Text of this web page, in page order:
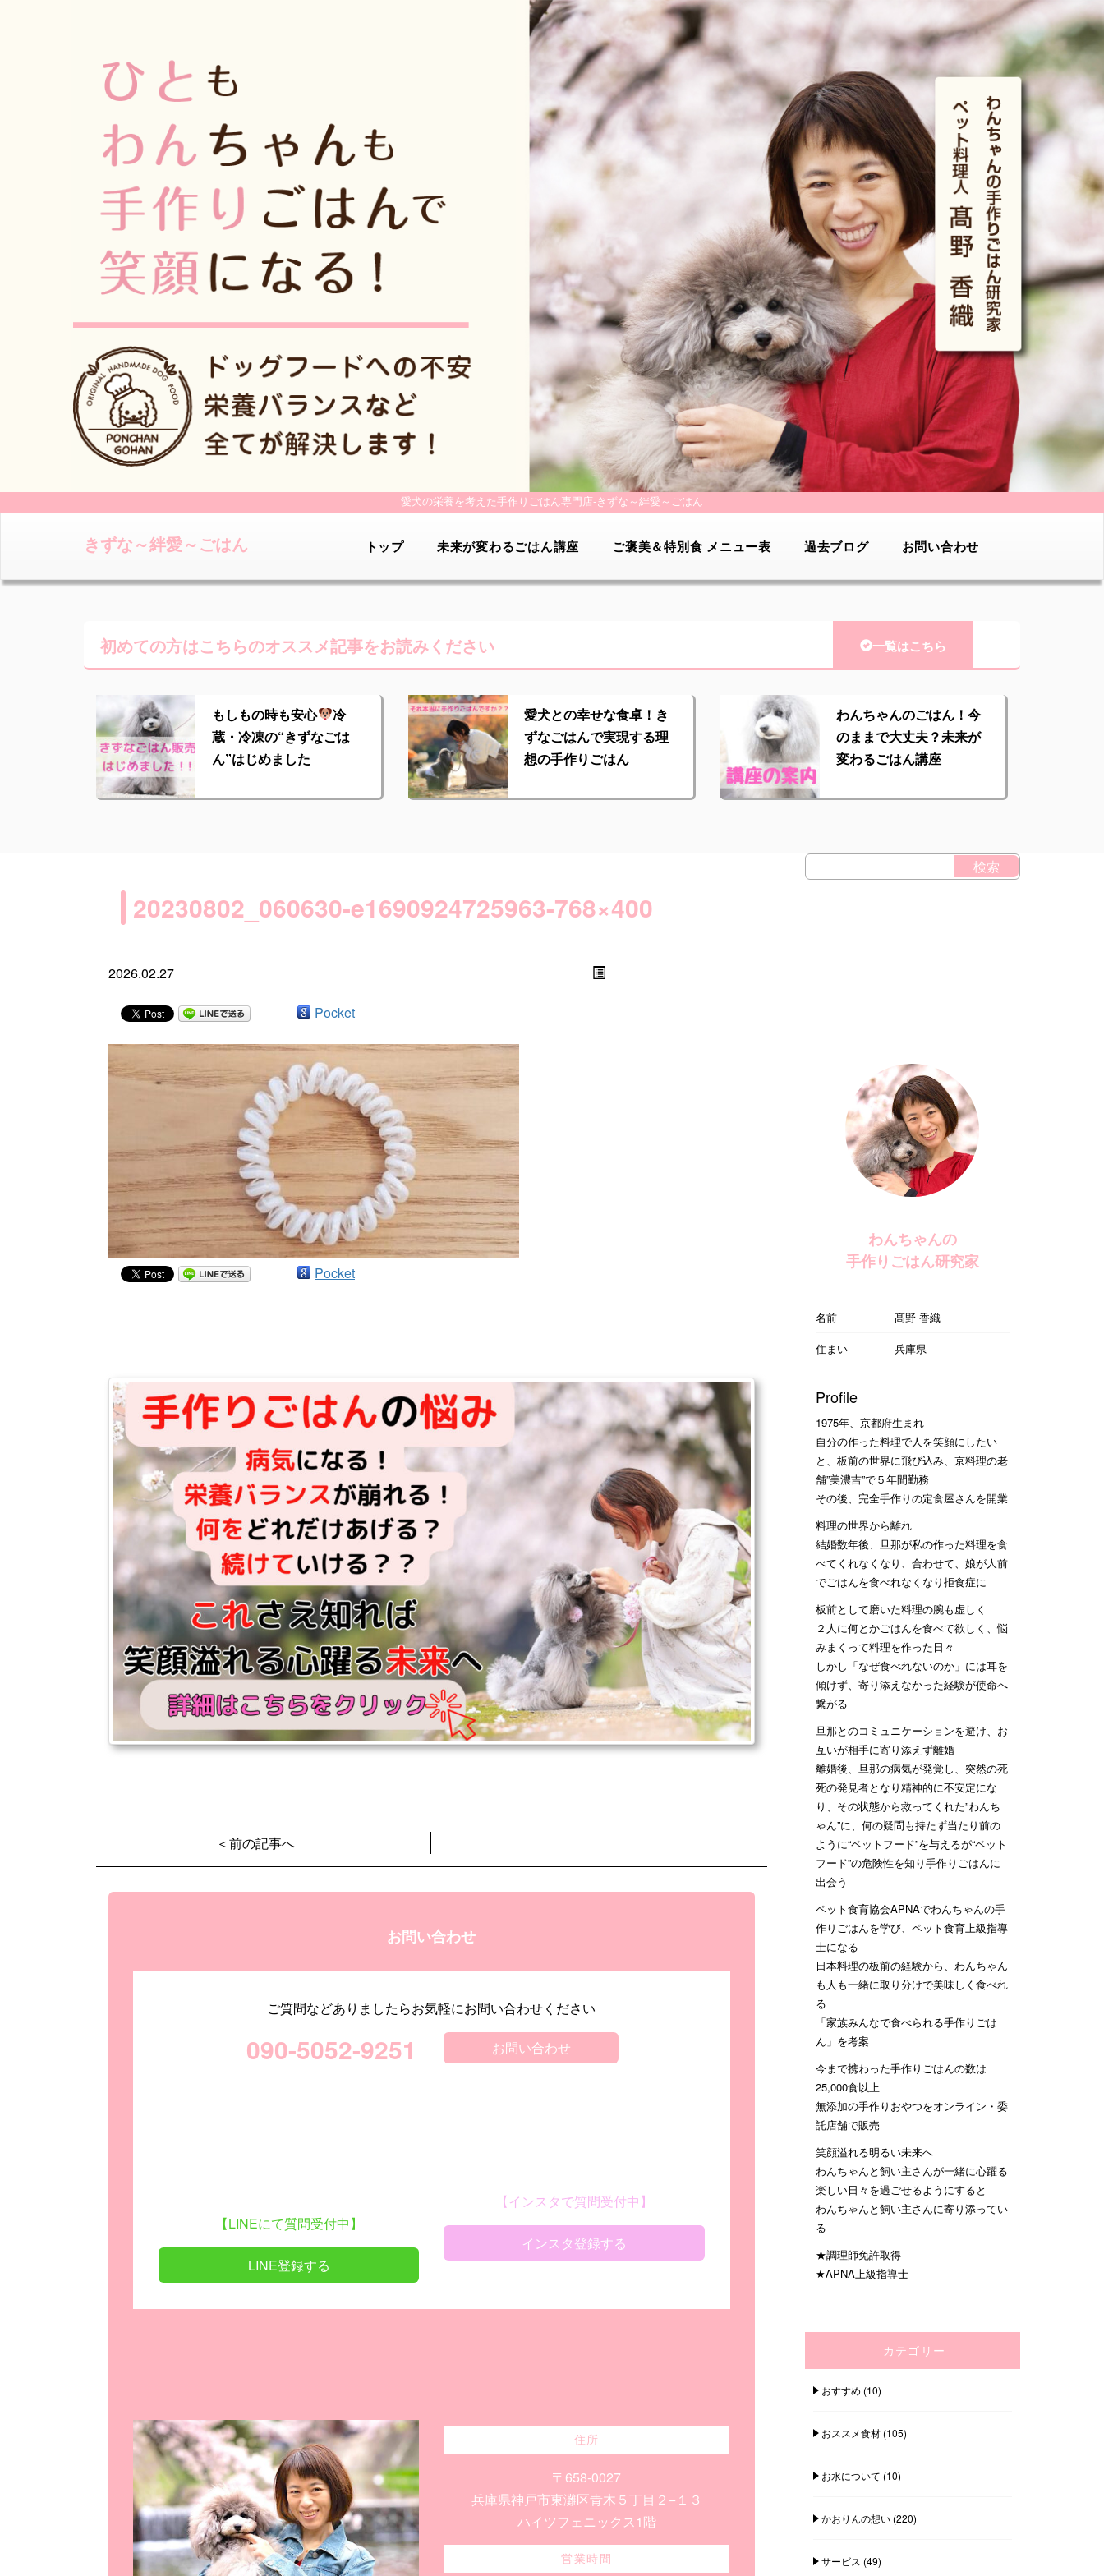
愛犬の栄養を考えた手作りごはん専門店-きずな～絆愛～ごはん
きずな～絆愛～ごはん トップ 未来が変わるごはん講座 ご褒美＆特別食 メニュー表 過去ブログ お問い合わせ
初めての方はこちらのオススメ記事をお読みください 一覧はこちら
もしもの時も安心
冷
蔵・冷凍の“きずなごは
ん”はじめました
愛犬との幸せな食卓！き
ずなごはんで実現する理
想の手作りごはん
わんちゃんのごはん！今
のままで大丈夫？未来が
変わるごはん講座
20230802_060630-e1690924725963-768×400
2026.02.27
Pocket
Pocket
＜前の記事へ
お問い合わせ
ご質問などありましたらお気軽にお問い合わせください
090-5052-9251 お問い合わせ
【LINEにて質問受付中】
LINE登録する
【インスタで質問受付中】
インスタ登録する
住所
〒658-0027
兵庫県神戸市東灘区青木５丁目２−１３
ハイツフェニックス1階
営業時間
わんちゃんの
手作りごはん研究家
名前
髙野 香織
住まい
兵庫県
Profile
1975年、京都府生まれ
自分の作った料理で人を笑顔にしたい
と、板前の世界に飛び込み、京料理の老
舗”美濃吉”で５年間勤務
その後、完全手作りの定食屋さんを開業
料理の世界から離れ
結婚数年後、旦那が私の作った料理を食
べてくれなくなり、合わせて、娘が人前
でごはんを食べれなくなり拒食症に
板前として磨いた料理の腕も虚しく
２人に何とかごはんを食べて欲しく、悩
みまくって料理を作った日々
しかし「なぜ食べれないのか」には耳を
傾けず、寄り添えなかった経験が使命へ
繋がる
旦那とのコミュニケーションを避け、お
互いが相手に寄り添えず離婚
離婚後、旦那の病気が発覚し、突然の死
死の発見者となり精神的に不安定にな
り、その状態から救ってくれた”わんち
ゃん”に、何の疑問も持たず当たり前の
ように“ペットフード”を与えるが“ペット
フード”の危険性を知り手作りごはんに
出会う
ペット食育協会APNAでわんちゃんの手
作りごはんを学び、ペット食育上級指導
士になる
日本料理の板前の経験から、わんちゃん
も人も一緒に取り分けで美味しく食べれ
る
「家族みんなで食べられる手作りごは
ん」を考案
今まで携わった手作りごはんの数は
25,000食以上
無添加の手作りおやつをオンライン・委
託店舗で販売
笑顔溢れる明るい未来へ
わんちゃんと飼い主さんが一緒に心躍る
楽しい日々を過ごせるようにすると
わんちゃんと飼い主さんに寄り添ってい
る
★調理師免許取得
★APNA上級指導士
カテゴリー
おすすめ (10)
おススメ食材(105)
お水について (10)
かおりんの想い(220)
サービス (49)